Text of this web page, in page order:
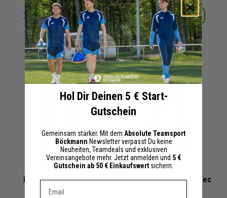
Details Merken
+ 3 Interessenten
Details Merken
+ 3 Interessenten
Erima Trainingshose
Basics
Erima Trainingshose Tec
Hol Dir Deinen 5 € Start-
Gutschein
Gemeinsam stärker. Mit dem Absolute Teamsport
Böckmann Newsletter verpasst Du keine
Neuheiten, Teamdeals und exklusiven
Vereinsangebote mehr. Jetzt anmelden und 5 €
Gutschein ab 50 € Einkaufswert sichern.
Dein E-mail Adresse